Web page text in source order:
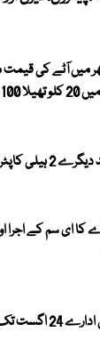
میں آٹے کی قیمت
تک مہنگا
گر کر تباہ؛ متعدد ہلاکتیں
کا ای سم کے اجرا
رہیں گے، رانا سکندر حیات